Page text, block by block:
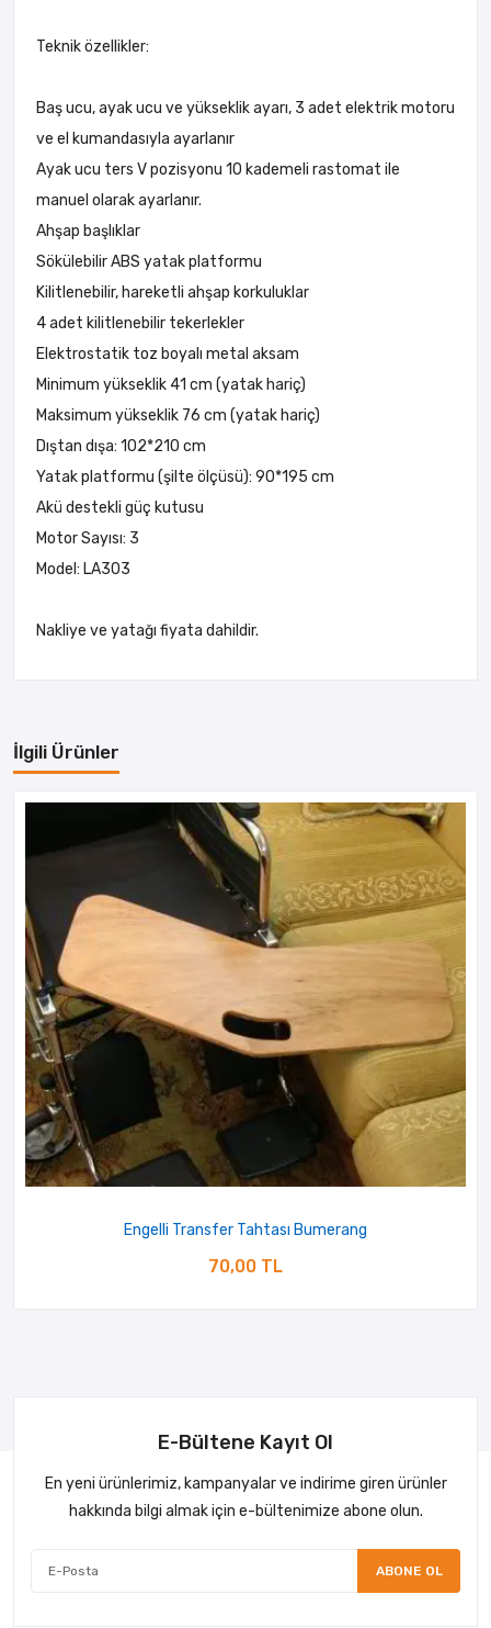
Teknik özellikler:
Baş ucu, ayak ucu ve yükseklik ayarı, 3 adet elektrik motoru
ve el kumandasıyla ayarlanır
Ayak ucu ters V pozisyonu 10 kademeli rastomat ile
manuel olarak ayarlanır.
Ahşap başlıklar
Sökülebilir ABS yatak platformu
Kilitlenebilir, hareketli ahşap korkuluklar
4 adet kilitlenebilir tekerlekler
Elektrostatik toz boyalı metal aksam
Minimum yükseklik 41 cm (yatak hariç)
Maksimum yükseklik 76 cm (yatak hariç)
Dıştan dışa: 102*210 cm
Yatak platformu (şilte ölçüsü): 90*195 cm
Akü destekli güç kutusu
Motor Sayısı: 3
Model: LA303
Nakliye ve yatağı fiyata dahildir.
İlgili Ürünler
Engelli Transfer Tahtası Bumerang
70,00 TL
E-Bültene Kayıt Ol
En yeni ürünlerimiz, kampanyalar ve indirime giren ürünler
hakkında bilgi almak için e-bültenimize abone olun.
ABONE OL